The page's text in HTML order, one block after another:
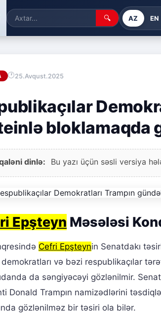
🔍 AZ EN
25.Avqust.2025
bloklamaqda
dinlə: Bu yazı üçün səsli versiya
Epşteyn Məsələsi
Cefri Epşteynin Senatdakı
və bəzi respublikaçılar
da səngiyəcəyi gözlənilmir.
Donald Trampın namizədlərini
gözlənilməz bir təsiri ola bilər.